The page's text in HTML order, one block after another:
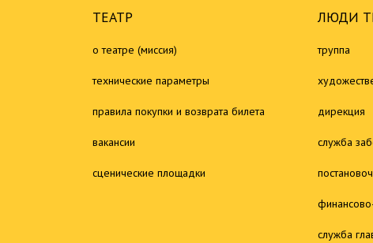
ТЕАТР
о театре (миссия)
технические параметры
правила покупки и возврата билета
вакансии
сценические площадки
ЛЮДИ
труппа
дирекция
служба
служба